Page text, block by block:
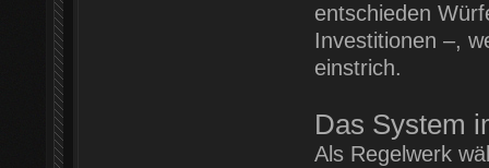
entschieden
Investitionen –,
einstrich.
Das System
Als Regelwerk